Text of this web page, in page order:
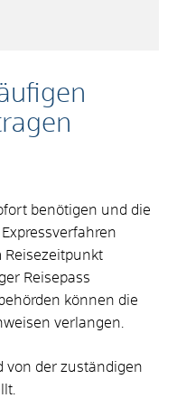
benötigen und die
Reisepass
können die
verlangen.
von der zuständigen